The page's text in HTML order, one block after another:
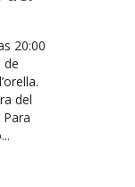
20:00
de
del
Para